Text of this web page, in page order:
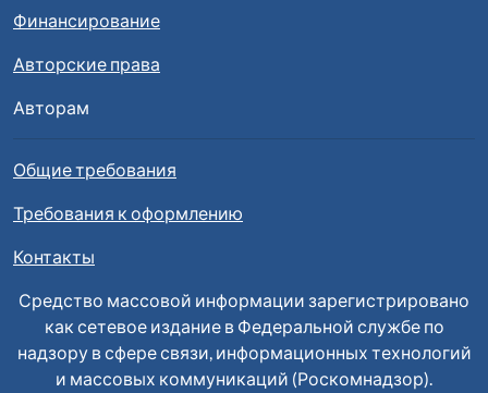
Финансирование
Авторские права
Авторам
Общие требования
Требования к оформлению
Контакты
Средство массовой информации зарегистрировано
как сетевое издание в Федеральной службе по
надзору в сфере связи, информационных технологий
и массовых коммуникаций (Роскомнадзор).